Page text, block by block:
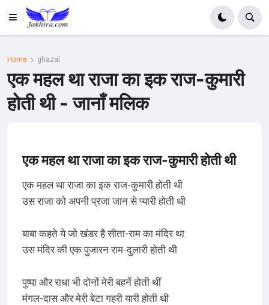
Home ghazal
एक महल था राजा का इक राज-कुमारी
होती थी - जानाँ मलिक
एक महल था राजा का इक राज-कुमारी होती थी
एक महल था राजा का इक राज-कुमारी होती थी
उस राजा को अपनी प्रजा जान से प्यारी होती थी
बाबा कहते ये जो खंडर है सीता-राम का मंदिर था
उस मंदिर की एक पुजारन राम-दुलारी होती थी
पुष्पा और राधा भी दोनों मेरी बहनें होती थीं
मंगल-दास और मेरी बेटा गहरी यारी होती थी